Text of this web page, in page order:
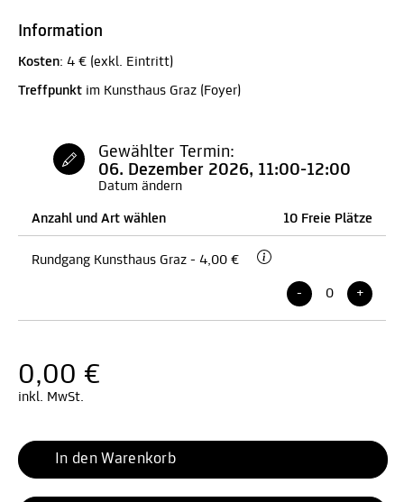
Information
Kosten: 4 € (exkl. Eintritt)
Treffpunkt im Kunsthaus Graz (Foyer)
Gewählter Termin:
06. Dezember 2026, 11:00-12:00
Datum ändern
Anzahl und Art wählen 10 Freie Plätze
Rundgang Kunsthaus Graz - 4,00 €
- +
0,00 €
inkl. MwSt.
In den Warenkorb